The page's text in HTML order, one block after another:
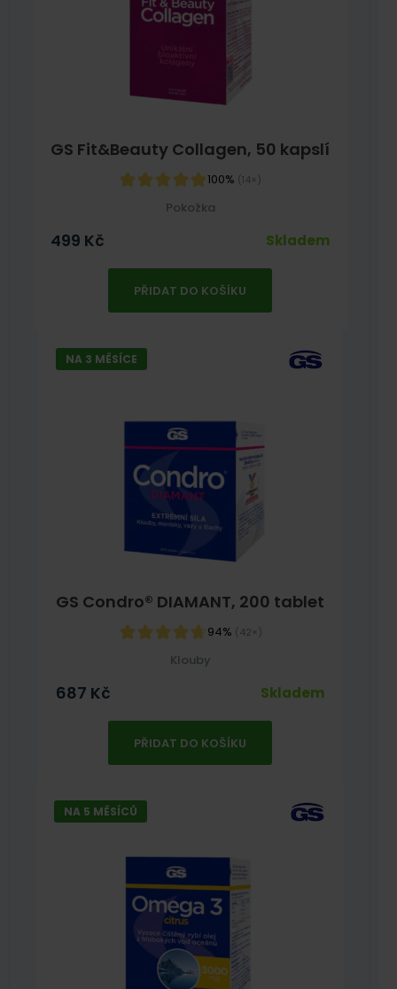
GS Fit&Beauty Collagen, 50 kapslí
100% (14×)
Pokožka
499 Kč Skladem
PŘIDAT DO KOŠÍKU
GS Condro® DIAMANT, 200 tablet
94% (42×)
NA 3 MĚSÍCE
Klouby
687 Kč Skladem
PŘIDAT DO KOŠÍKU
NA 5 MĚSÍCŮ